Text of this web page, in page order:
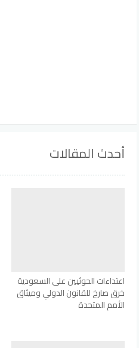
أحدث المقالات
اعتداءات الحوثيين على السعودية
خرق صارخ للقانون الدولي وميثاق
الأمم المتحدة